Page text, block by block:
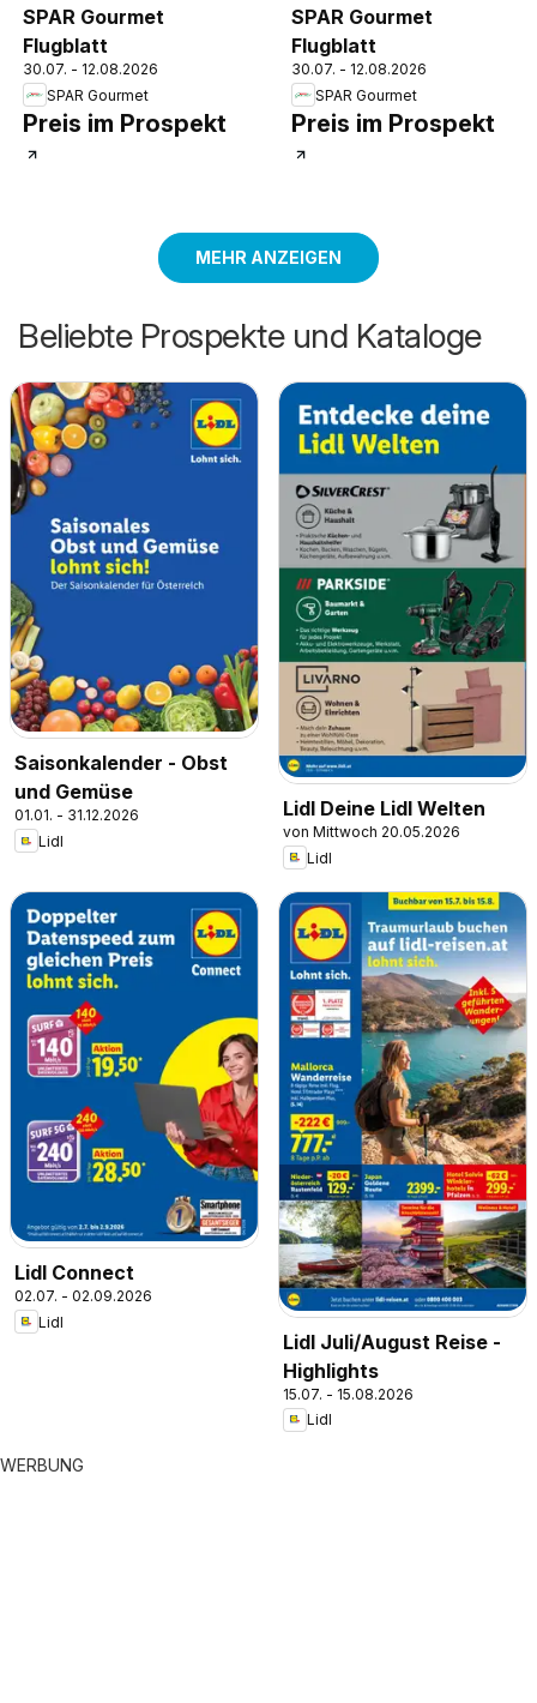
SPAR Gourmet
Flugblatt
30.07. - 12.08.2026
SPAR Gourmet
Preis im Prospekt
SPAR Gourmet
Flugblatt
30.07. - 12.08.2026
SPAR Gourmet
Preis im Prospekt
MEHR ANZEIGEN
Beliebte Prospekte und Kataloge
Saisonkalender - Obst
und Gemüse
01.01. - 31.12.2026
Lidl
Lidl Deine Lidl Welten
von Mittwoch 20.05.2026
Lidl
Lidl Connect
02.07. - 02.09.2026
Lidl
Lidl Juli/August Reise -
Highlights
15.07. - 15.08.2026
Lidl
WERBUNG